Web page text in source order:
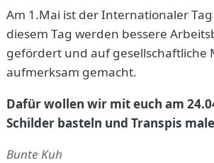
Am 1.Mai ist der Internationaler
diesem Tag werden bessere
gefördert und auf gesellschaftliche
aufmerksam gemacht.
Dafür wollen wir mit euch am
Schilder basteln und Transpis
Bunte Kuh